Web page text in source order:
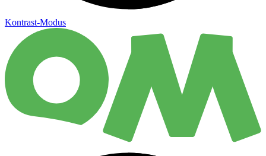
Kontrast-Modus